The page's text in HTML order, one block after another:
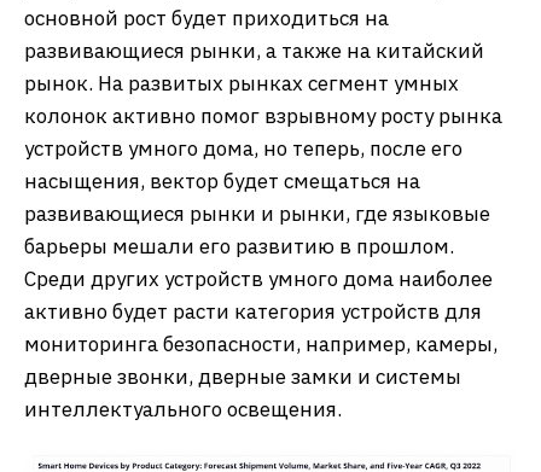
основной рост будет приходиться на
развивающиеся рынки, а также на китайский
рынок. На развитых рынках сегмент умных
колонок активно помог взрывному росту рынка
устройств умного дома, но теперь, после его
насыщения, вектор будет смещаться на
развивающиеся рынки и рынки, где языковые
барьеры мешали его развитию в прошлом.
Среди других устройств умного дома наиболее
активно будет расти категория устройств для
мониторинга безопасности, например, камеры,
дверные звонки, дверные замки и системы
интеллектуального освещения.